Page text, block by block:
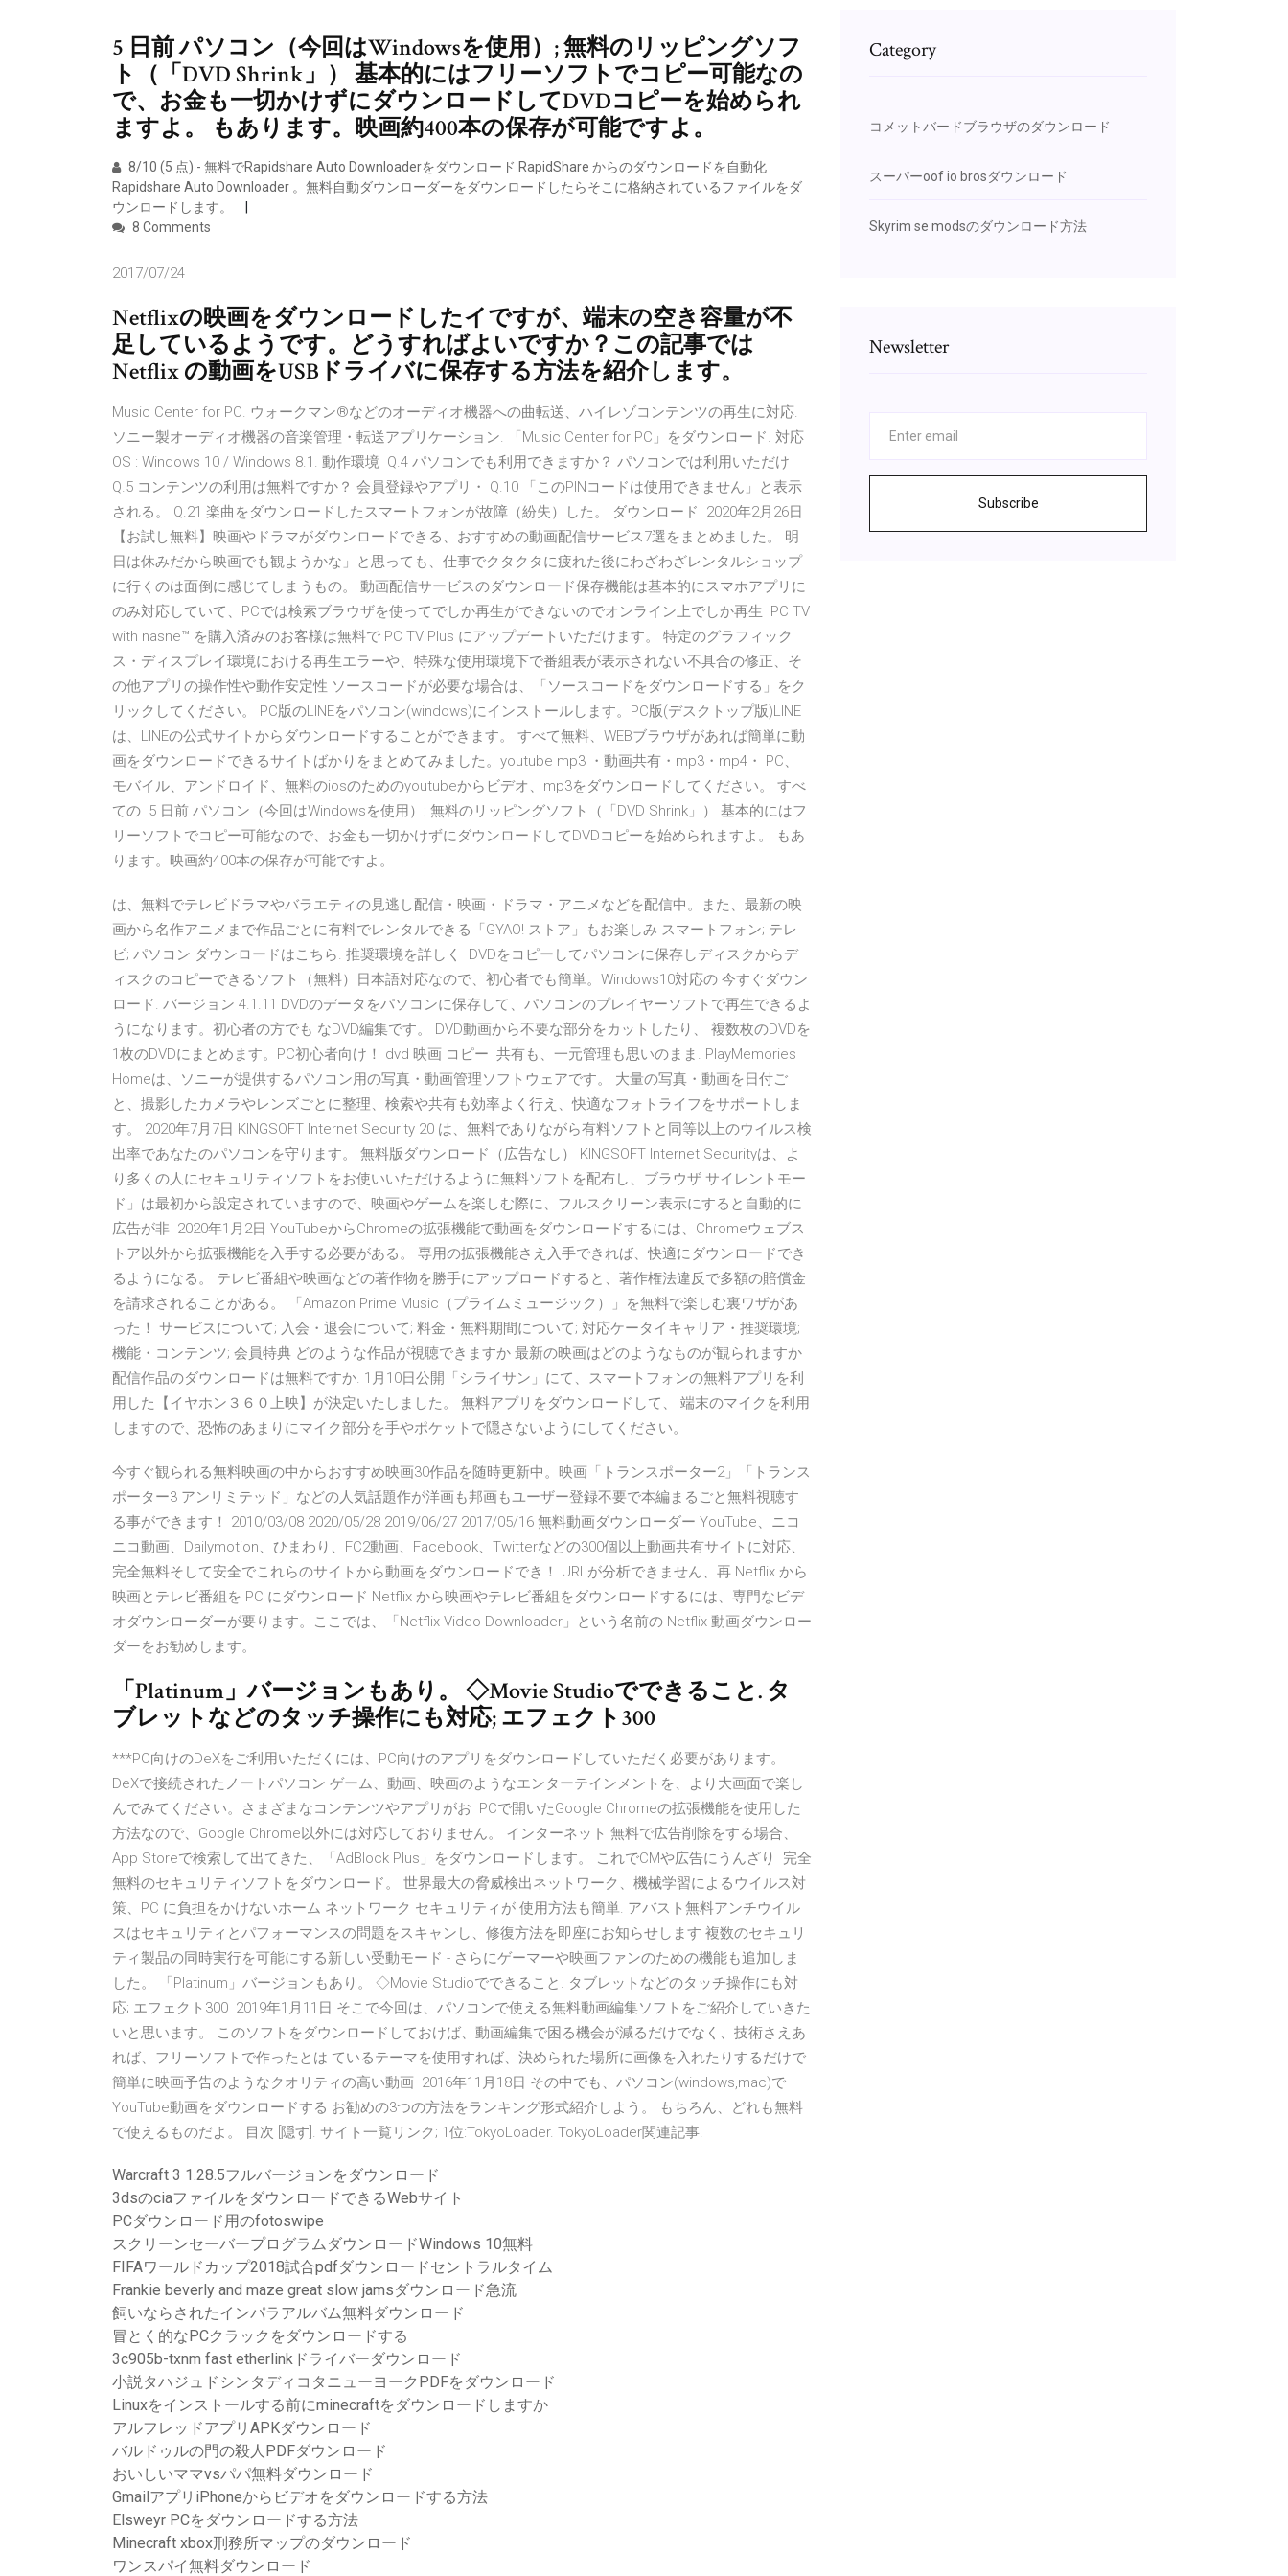
5 日前 パソコン（今回はWindowsを使用）; 無料のリッピングソフ
ト（「DVD Shrink」） 基本的にはフリーソフトでコピー可能なの
で、お金も一切かけずにダウンロードしてDVDコピーを始められ
ますよ。 もあります。映画約400本の保存が可能ですよ。
8/10 (5 点) - 無料でRapidshare Auto Downloaderをダウンロード RapidShare からのダウンロードを自動化
Rapidshare Auto Downloader 。無料自動ダウンローダーをダウンロードしたらそこに格納されているファイルをダ
ウンロードします。
8 Comments
2017/07/24
Netflixの映画をダウンロードしたイですが、端末の空き容量が不
足しているようです。どうすればよいですか？この記事では
Netflix の動画をUSBドライバに保存する方法を紹介します。
Music Center for PC. ウォークマン®などのオーディオ機器への曲転送、ハイレゾコンテンツの再生に対応.
ソニー製オーディオ機器の音楽管理・転送アプリケーション. 「Music Center for PC」をダウンロード. 対応
OS : Windows 10 / Windows 8.1. 動作環境 Q.4 パソコンでも利用できますか？ パソコンでは利用いただけ
Q.5 コンテンツの利用は無料ですか？ 会員登録やアプリ・ Q.10 「このPINコードは使用できません」と表示
される。 Q.21 楽曲をダウンロードしたスマートフォンが故障（紛失）した。 ダウンロード 2020年2月26日
【お試し無料】映画やドラマがダウンロードできる、おすすめの動画配信サービス7選をまとめました。 明
日は休みだから映画でも観ようかな」と思っても、仕事でクタクタに疲れた後にわざわざレンタルショップ
に行くのは面倒に感じてしまうもの。 動画配信サービスのダウンロード保存機能は基本的にスマホアプリに
のみ対応していて、PCでは検索ブラウザを使ってでしか再生ができないのでオンライン上でしか再生 PC TV
with nasne™ を購入済みのお客様は無料で PC TV Plus にアップデートいただけます。 特定のグラフィック
ス・ディスプレイ環境における再生エラーや、特殊な使用環境下で番組表が表示されない不具合の修正、そ
の他アプリの操作性や動作安定性 ソースコードが必要な場合は、「ソースコードをダウンロードする」をク
リックしてください。 PC版のLINEをパソコン(windows)にインストールします。PC版(デスクトップ版)LINE
は、LINEの公式サイトからダウンロードすることができます。 すべて無料、WEBブラウザがあれば簡単に動
画をダウンロードできるサイトばかりをまとめてみました。youtube mp3 ・動画共有・mp3・mp4・ PC、
モバイル、アンドロイド、無料のiosのためのyoutubeからビデオ、mp3をダウンロードしてください。 すべ
ての 5 日前 パソコン（今回はWindowsを使用）; 無料のリッピングソフト（「DVD Shrink」） 基本的にはフ
リーソフトでコピー可能なので、お金も一切かけずにダウンロードしてDVDコピーを始められますよ。 もあ
ります。映画約400本の保存が可能ですよ。
は、無料でテレビドラマやバラエティの見逃し配信・映画・ドラマ・アニメなどを配信中。また、最新の映
画から名作アニメまで作品ごとに有料でレンタルできる「GYAO! ストア」もお楽しみ スマートフォン; テレ
ビ; パソコン ダウンロードはこちら. 推奨環境を詳しく DVDをコピーしてパソコンに保存しディスクからデ
ィスクのコピーできるソフト（無料）日本語対応なので、初心者でも簡単。Windows10対応の 今すぐダウン
ロード. バージョン 4.1.11 DVDのデータをパソコンに保存して、パソコンのプレイヤーソフトで再生できるよ
うになります。初心者の方でも なDVD編集です。 DVD動画から不要な部分をカットしたり、 複数枚のDVDを
1枚のDVDにまとめます。PC初心者向け！ dvd 映画 コピー 共有も、一元管理も思いのまま. PlayMemories
Homeは、ソニーが提供するパソコン用の写真・動画管理ソフトウェアです。 大量の写真・動画を日付ご
と、撮影したカメラやレンズごとに整理、検索や共有も効率よく行え、快適なフォトライフをサポートしま
す。 2020年7月7日 KINGSOFT Internet Security 20 は、無料でありながら有料ソフトと同等以上のウイルス検
出率であなたのパソコンを守ります。 無料版ダウンロード（広告なし） KINGSOFT Internet Securityは、よ
り多くの人にセキュリティソフトをお使いいただけるように無料ソフトを配布し、ブラウザ サイレントモー
ド」は最初から設定されていますので、映画やゲームを楽しむ際に、フルスクリーン表示にすると自動的に
広告が非 2020年1月2日 YouTubeからChromeの拡張機能で動画をダウンロードするには、Chromeウェブス
トア以外から拡張機能を入手する必要がある。 専用の拡張機能さえ入手できれば、快適にダウンロードでき
るようになる。 テレビ番組や映画などの著作物を勝手にアップロードすると、著作権法違反で多額の賠償金
を請求されることがある。 「Amazon Prime Music（プライムミュージック）」を無料で楽しむ裏ワザがあ
った！ サービスについて; 入会・退会について; 料金・無料期間について; 対応ケータイキャリア・推奨環境;
機能・コンテンツ; 会員特典 どのような作品が視聴できますか 最新の映画はどのようなものが観られますか
配信作品のダウンロードは無料ですか. 1月10日公開「シライサン」にて、スマートフォンの無料アプリを利
用した【イヤホン３６０上映】が決定いたしました。 無料アプリをダウンロードして、 端末のマイクを利用
しますので、恐怖のあまりにマイク部分を手やポケットで隠さないようにしてください。
今すぐ観られる無料映画の中からおすすめ映画30作品を随時更新中。映画「トランスポーター2」「トランス
ポーター3 アンリミテッド」などの人気話題作が洋画も邦画もユーザー登録不要で本編まるごと無料視聴す
る事ができます！ 2010/03/08 2020/05/28 2019/06/27 2017/05/16 無料動画ダウンローダー YouTube、ニコ
ニコ動画、Dailymotion、ひまわり、FC2動画、Facebook、Twitterなどの300個以上動画共有サイトに対応、
完全無料そして安全でこれらのサイトから動画をダウンロードでき！ URLが分析できません、再 Netflix から
映画とテレビ番組を PC にダウンロード Netflix から映画やテレビ番組をダウンロードするには、専門なビデ
オダウンローダーが要ります。ここでは、「Netflix Video Downloader」という名前の Netflix 動画ダウンロー
ダーをお勧めします。
「Platinum」バージョンもあり。 ◇Movie Studioでできること. タ
ブレットなどのタッチ操作にも対応; エフェクト300
***PC向けのDeXをご利用いただくには、PC向けのアプリをダウンロードしていただく必要があります。
DeXで接続されたノートパソコン ゲーム、動画、映画のようなエンターテインメントを、より大画面で楽し
んでみてください。さまざまなコンテンツやアプリがお PCで開いたGoogle Chromeの拡張機能を使用した
方法なので、Google Chrome以外には対応しておりません。 インターネット 無料で広告削除をする場合、
App Storeで検索して出てきた、「AdBlock Plus」をダウンロードします。 これでCMや広告にうんざり 完全
無料のセキュリティソフトをダウンロード。 世界最大の脅威検出ネットワーク、機械学習によるウイルス対
策、PC に負担をかけないホーム ネットワーク セキュリティが 使用方法も簡単. アバスト無料アンチウイル
スはセキュリティとパフォーマンスの問題をスキャンし、修復方法を即座にお知らせします 複数のセキュリ
ティ製品の同時実行を可能にする新しい受動モード - さらにゲーマーや映画ファンのための機能も追加しま
した。 「Platinum」バージョンもあり。 ◇Movie Studioでできること. タブレットなどのタッチ操作にも対
応; エフェクト300 2019年1月11日 そこで今回は、パソコンで使える無料動画編集ソフトをご紹介していきた
いと思います。 このソフトをダウンロードしておけば、動画編集で困る機会が減るだけでなく、技術さえあ
れば、フリーソフトで作ったとは ているテーマを使用すれば、決められた場所に画像を入れたりするだけで
簡単に映画予告のようなクオリティの高い動画 2016年11月18日 その中でも、パソコン(windows,mac)で
YouTube動画をダウンロードする お勧めの3つの方法をランキング形式紹介しよう。 もちろん、どれも無料
で使えるものだよ。 目次 [隠す]. サイト一覧リンク; 1位:TokyoLoader. TokyoLoader関連記事.
Warcraft 3 1.28.5フルバージョンをダウンロード
3dsのciaファイルをダウンロードできるWebサイト
PCダウンロード用のfotoswipe
スクリーンセーバープログラムダウンロードWindows 10無料
FIFAワールドカップ2018試合pdfダウンロードセントラルタイム
Frankie beverly and maze great slow jamsダウンロード急流
飼いならされたインパラアルバム無料ダウンロード
冒とく的なPCクラックをダウンロードする
3c905b-txnm fast etherlinkドライバーダウンロード
小説タハジュドシンタディコタニューヨークPDFをダウンロード
Linuxをインストールする前にminecraftをダウンロードしますか
アルフレッドアプリAPKダウンロード
バルドゥルの門の殺人PDFダウンロード
おいしいママvsパパ無料ダウンロード
GmailアプリiPhoneからビデオをダウンロードする方法
Elsweyr PCをダウンロードする方法
Minecraft xbox刑務所マップのダウンロード
ワンスパイ無料ダウンロード
Category
コメットバードブラウザのダウンロード
スーパーoof io brosダウンロード
Skyrim se modsのダウンロード方法
Newsletter
Subscribe